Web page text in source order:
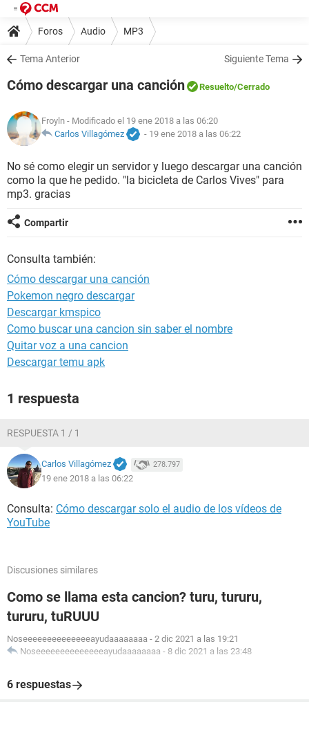
Foros Audio MP3
Tema Anterior Siguiente Tema
Cómo descargar una canción Resuelto/Cerrado
Froyln - Modificado el 19 ene 2018 a las 06:20
Carlos Villagómez
- 19 ene 2018 a las 06:22
No sé como elegir un servidor y luego descargar una canción
como la que he pedido. "la bicicleta de Carlos Vives" para
mp3. gracias
Compartir
Consulta también:
Cómo descargar una canción
Pokemon negro descargar
Descargar kmspico
Como buscar una cancion sin saber el nombre
Quitar voz a una cancion
Descargar temu apk
1 respuesta
RESPUESTA 1 / 1
Carlos Villagómez 278.797
19 ene 2018 a las 06:22
Consulta: Cómo descargar solo el audio de los vídeos de
YouTube
Discusiones similares
Como se llama esta cancion? turu, tururu,
tururu, tuRUUU
Noseeeeeeeeeeeeeeayudaaaaaaaa - 2 dic 2021 a las 19:21
Noseeeeeeeeeeeeeeayudaaaaaaaa - 8 dic 2021 a las 23:48
6 respuestas